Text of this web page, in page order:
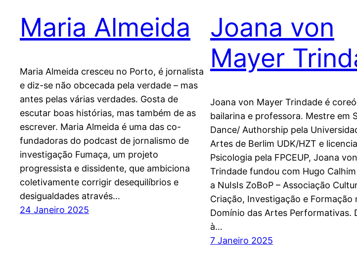
Maria Almeida
Maria Almeida cresceu no Porto, é jornalista
e diz-se não obcecada pela verdade – mas
antes pelas várias verdades. Gosta de
escutar boas histórias, mas também de as
escrever. Maria Almeida é uma das co-
fundadoras do podcast de jornalismo de
investigação Fumaça, um projeto
progressista e dissidente, que ambiciona
coletivamente corrigir desequilíbrios e
desigualdades através…
24 Janeiro 2025
Joana von
Mayer
Joana von Mayer Trindade é
bailarina e professora. Mestre em
Dance/ Authorship pela
Artes de Berlim UDK/HZT e
Psicologia pela FPCEUP, Joana
Trindade fundou com Hugo
a NuIsIs ZoBoP – Associação
Criação, Investigação e Formação
Domínio das Artes Performativas.
à…
7 Janeiro 2025